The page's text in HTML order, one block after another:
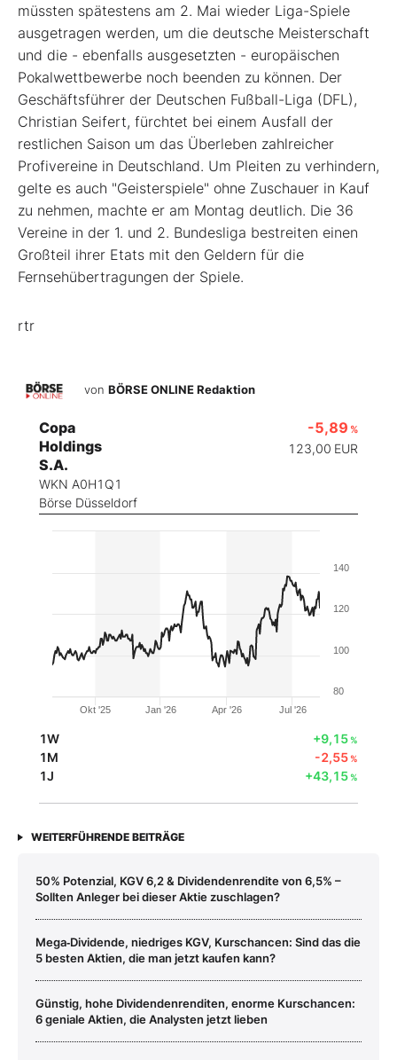
müssten spätestens am 2. Mai wieder Liga-Spiele
ausgetragen werden, um die deutsche Meisterschaft
und die - ebenfalls ausgesetzten - europäischen
Pokalwettbewerbe noch beenden zu können. Der
Geschäftsführer der Deutschen Fußball-Liga (DFL),
Christian Seifert, fürchtet bei einem Ausfall der
restlichen Saison um das Überleben zahlreicher
Profivereine in Deutschland. Um Pleiten zu verhindern,
gelte es auch "Geisterspiele" ohne Zuschauer in Kauf
zu nehmen, machte er am Montag deutlich. Die 36
Vereine in der 1. und 2. Bundesliga bestreiten einen
Großteil ihrer Etats mit den Geldern für die
Fernsehübertragungen der Spiele.
rtr
von BÖRSE ONLINE Redaktion
Copa
Holdings
S.A.
WKN A0H1Q1
Börse Düsseldorf
-5,89 %
123,00 EUR
Okt '25 Jan '26 Apr '26 Jul '26
80
100
120
140
1W +9,15%
1M -2,55%
1J +43,15%
WEITERFÜHRENDE BEITRÄGE
50% Potenzial, KGV 6,2 & Dividendenrendite von 6,5% –
Sollten Anleger bei dieser Aktie zuschlagen?
Mega‑Dividende, niedriges KGV, Kurschancen: Sind das die
5 besten Aktien, die man jetzt kaufen kann?
Günstig, hohe Dividendenrenditen, enorme Kurschancen:
6 geniale Aktien, die Analysten jetzt lieben